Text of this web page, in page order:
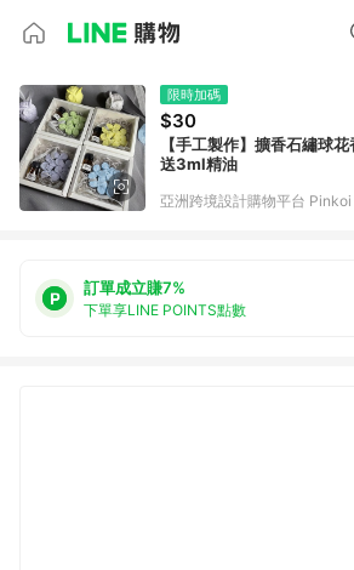
限時加碼
$30
【手工製作】擴香石繡球
送3ml精油
亞洲跨境設計購物平台 Pinkoi
訂單成立賺7%
下單享LINE POINTS點數